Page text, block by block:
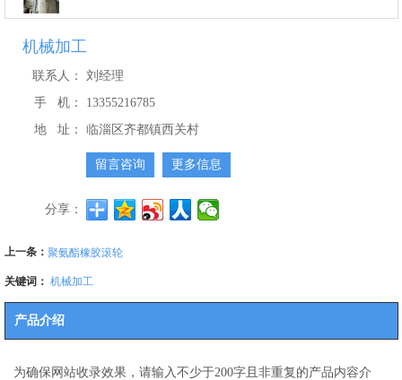
机械加工
联系人：
刘经理
手 机：
13355216785
地 址：
临淄区齐都镇西关村
留言咨询 更多信息
分享：
上一条： 聚氨酯橡胶滚轮
关键词： 机械加工
产品介绍
为确保网站收录效果，请输入不少于200字且非重复的产品内容介